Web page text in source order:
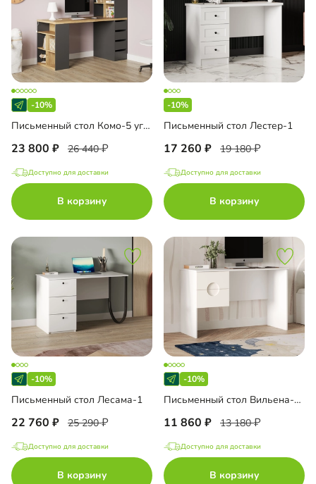
-10%
Письменный стол Комо-5 угловой
23 800 26 440
Доступно для доставки
В корзину
-10%
Письменный стол Лестер-1
17 260 19 180
Доступно для доставки
В корзину
-10%
Письменный стол Лесама-1
22 760 25 290
Доступно для доставки
В корзину
-10%
Письменный стол Вильена-1.2
11 860 13 180
Доступно для доставки
В корзину